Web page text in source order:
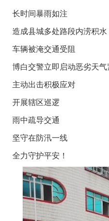
长时间暴雨如注
造成县城多处路段内涝积水
车辆被淹交通受阻
博白交警立即启动恶劣天气
主动出击积极应对
开展辖区巡逻
雨中疏导交通
坚守在防汛一线
全力守护平安！